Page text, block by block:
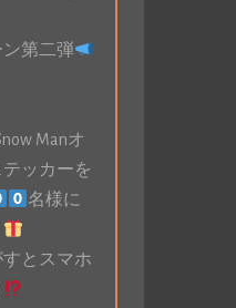
第二弾
Manオ
ッカーを
名様に
とスマホ